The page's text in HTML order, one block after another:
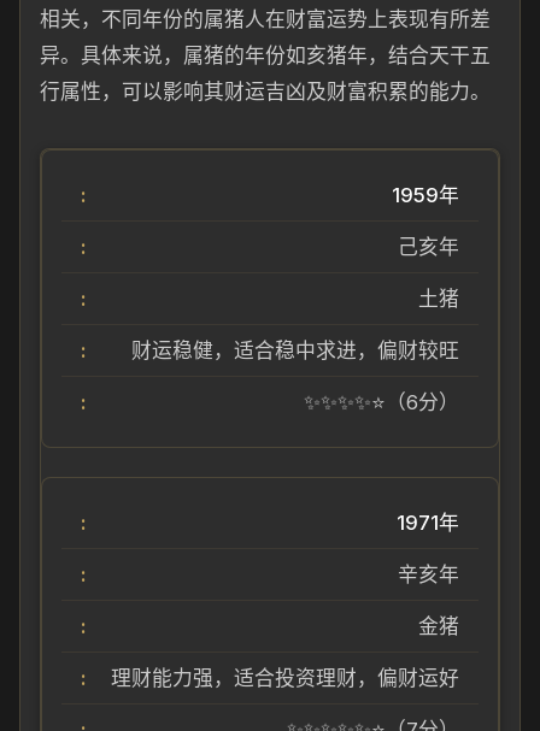
相关，不同年份的属猪人在财富运势上表现有所差
异。具体来说，属猪的年份如亥猪年，结合天干五
行属性，可以影响其财运吉凶及财富积累的能力。
1959年
己亥年
土猪
财运稳健，适合稳中求进，偏财较旺
✨✨✨✨⭐（6分）
1971年
辛亥年
金猪
理财能力强，适合投资理财，偏财运好